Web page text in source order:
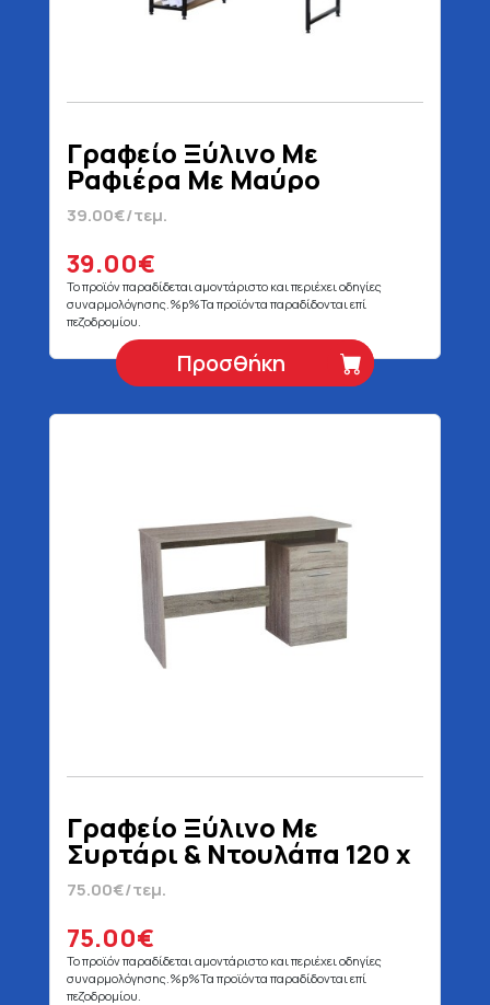
Γραφείο Ξύλινο Με
Ραφιέρα Με Μαύρο
Μεταλλικό Σκελετό 100 x
52 x 122 cm
39.00€/τεμ.
39.00€
Το προϊόν παραδίδεται αμοντάριστο και περιέχει οδηγίες
συναρμολόγησης.%p%Τα προϊόντα παραδίδονται επί
πεζοδρομίου.
Προσθήκη
Γραφείο Ξύλινο Με
Συρτάρι & Ντουλάπα 120 x
53 x 74 cm
75.00€/τεμ.
75.00€
Το προϊόν παραδίδεται αμοντάριστο και περιέχει οδηγίες
συναρμολόγησης.%p%Τα προϊόντα παραδίδονται επί
πεζοδρομίου.